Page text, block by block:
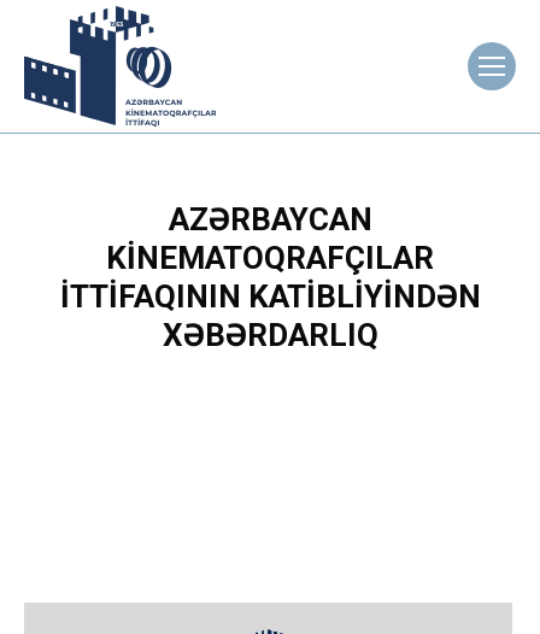
AZƏRBAYCAN
KINEMATOQRAFÇILAR
İTTIFAQININ KATIBLIYINDƏN
XƏBƏRDARLIQ